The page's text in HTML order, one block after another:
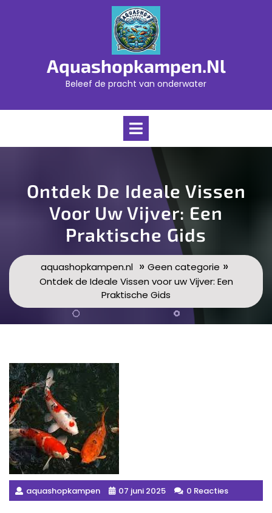
Aquashopkampen.nl
Beleef de pracht van onderwater
Open
Ontdek De Ideale Vissen
Voor Uw Vijver: Een
Praktische Gids
aquashopkampen.nl » Geen categorie »
Ontdek de Ideale Vissen voor uw Vijver: Een
Praktische Gids
aquashopkampen 07 juni 2025 0 Reacties